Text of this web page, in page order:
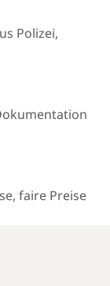
Polizei,
faire Preise